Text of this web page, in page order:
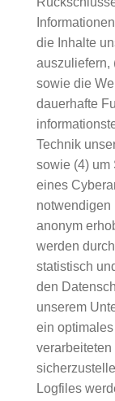
die Inhalte
auszuliefern,
sowie die
dauerhafte
Technik
sowie (4) um
eines
notwendigen
anonym
werden
statistisch
den
unserem
ein
Logfiles